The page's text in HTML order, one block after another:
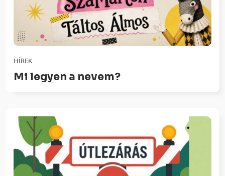
HÍREK
Mi legyen a nevem?